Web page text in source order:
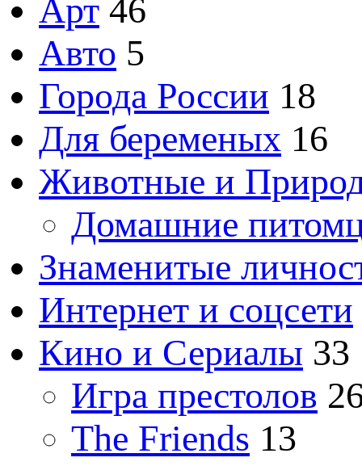
Арт 46
Авто 5
Города России 18
Для беременых 16
Животные и
Домашние
Знаменитые
Интернет и соцсети
Кино и Сериалы 33
Игра престолов
The Friends 13